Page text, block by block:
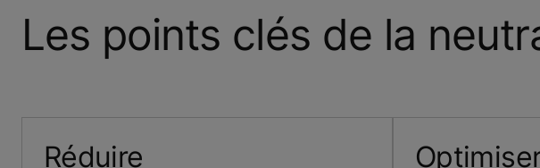
Les points clés de la
Réduire